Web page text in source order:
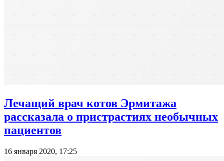
Лечащий врач котов Эрмитажа
рассказала о пристрастиях необычных
пациентов
16 января 2020, 17:25